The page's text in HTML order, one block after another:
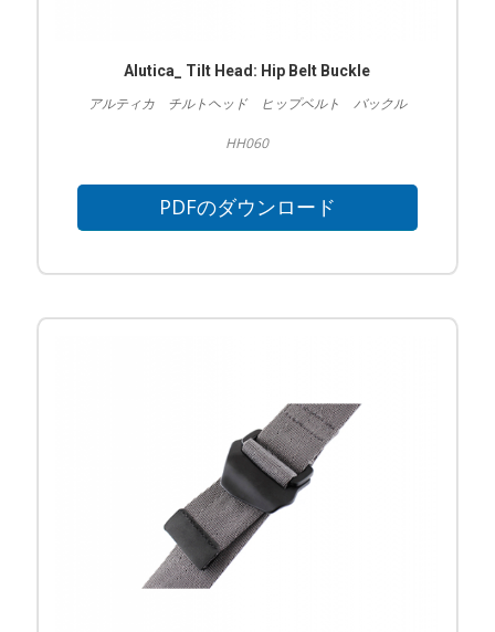
Alutica_ Tilt Head: Hip Belt Buckle
アルティカ チルトヘッド ヒップベルト バックル
HH060
PDFのダウンロード